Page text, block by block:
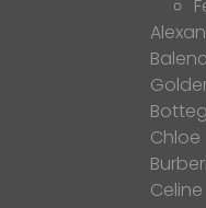
Chloe
Celine